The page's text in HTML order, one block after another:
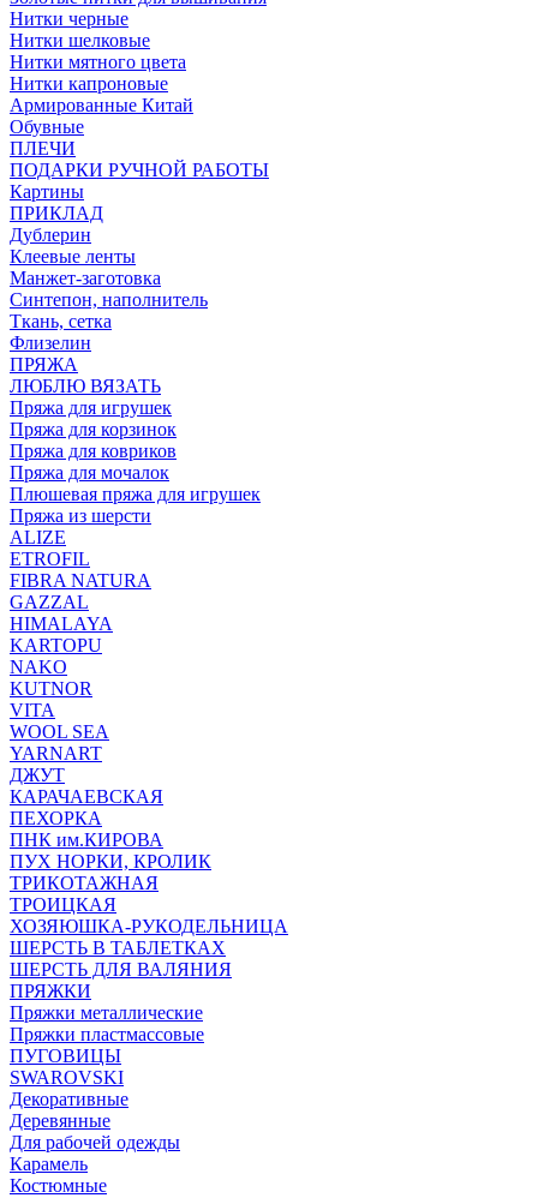
Нитки черные
Нитки шелковые
Нитки мятного цвета
Нитки капроновые
Армированные Китай
Обувные
ПЛЕЧИ
ПОДАРКИ РУЧНОЙ РАБОТЫ
Картины
ПРИКЛАД
Дублерин
Клеевые ленты
Манжет-заготовка
Синтепон, наполнитель
Ткань, сетка
Флизелин
ПРЯЖА
ЛЮБЛЮ ВЯЗАТЬ
Пряжа для игрушек
Пряжа для корзинок
Пряжа для ковриков
Пряжа для мочалок
Плюшевая пряжа для игрушек
Пряжа из шерсти
ALIZE
ETROFIL
FIBRA NATURA
GAZZAL
HIMALAYA
KARTOPU
NAKO
KUTNOR
VITA
WOOL SEA
YARNART
ДЖУТ
КАРАЧАЕВСКАЯ
ПЕХОРКА
ПНК им.КИРОВА
ПУХ НОРКИ, КРОЛИК
ТРИКОТАЖНАЯ
ТРОИЦКАЯ
ХОЗЯЮШКА-РУКОДЕЛЬНИЦА
ШЕРСТЬ В ТАБЛЕТКАХ
ШЕРСТЬ ДЛЯ ВАЛЯНИЯ
ПРЯЖКИ
Пряжки металлические
Пряжки пластмассовые
ПУГОВИЦЫ
SWAROVSKI
Декоративные
Деревянные
Для рабочей одежды
Карамель
Костюмные